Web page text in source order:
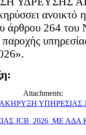
ανοικτό
άρθρου 264
Attachments:
JCB_2026_ΜΕ ΑΔΑ